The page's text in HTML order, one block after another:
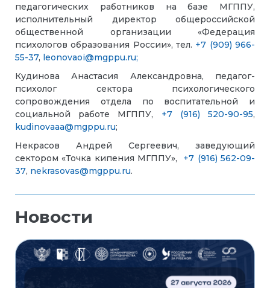
педагогических работников на базе МГППУ,
исполнительный директор общероссийской
общественной организации «Федерация
психологов образования России», тел. +7 (909) 966-
55-37, leonovaoi@mgppu.ru;
Кудинова Анастасия Александровна, педагог-
психолог сектора психологического
сопровождения отдела по воспитательной и
социальной работе МГППУ, +7 (916) 520-90-95,
kudinovaaa@mgppu.ru;
Некрасов Андрей Сергеевич, заведующий
сектором «Точка кипения МГППУ», +7 (916) 562-09-
37, nekrasovas@mgppu.ru.
Новости